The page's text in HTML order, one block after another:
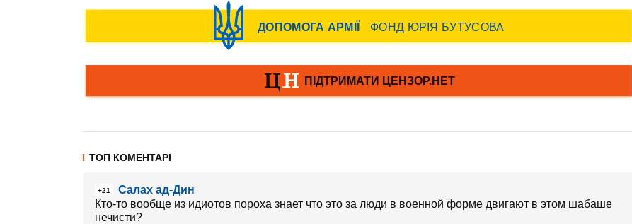
ТОП КОМЕНТАРІ
+21
Салах ад-Дин
Кто-то вообще из идиотов пороха знает что это за люди в военной форме двигают в этом шабаше
нечисти?